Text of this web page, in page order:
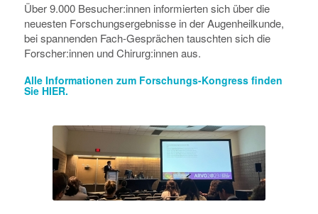
Über 9.000 Besucher:innen informierten sich über die
neuesten Forschungsergebnisse in der Augenheilkunde,
bei spannenden Fach-Gesprächen tauschten sich die
Forscher:innen und Chirurg:innen aus.
Alle Informationen zum Forschungs-Kongress finden
Sie HIER.